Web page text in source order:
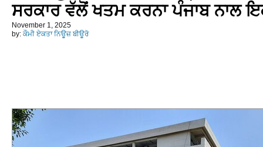
ਸਰਕਾਰ ਵੱਲੋਂ ਖਤਮ ਕਰਨਾ ਪੰਜਾਬ ਨਾਲ
November 1, 2025
by: ਕੌਮੀ ਏਕਤਾ ਨਿਊਜ਼ ਬੀਊਰੋ